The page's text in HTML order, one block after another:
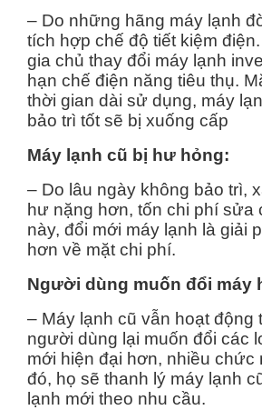
– Do những hãng máy lạnh
tích hợp chế độ tiết kiệm
gia chủ thay đổi máy lạnh
hạn chế điện năng tiêu thụ.
thời gian dài sử dụng, máy
bảo trì tốt sẽ bị xuống cấp
Máy lạnh cũ bị hư hỏng:
– Do lâu ngày không bảo trì,
hư nặng hơn, tốn chi phí sửa
này, đổi mới máy lạnh là giải
hơn về mặt chi phí.
Người dùng muốn đổi máy
– Máy lạnh cũ vẫn hoạt động
người dùng lại muốn đổi các
mới hiện đại hơn, nhiều chức
đó, họ sẽ thanh lý máy lạnh
lạnh mới theo nhu cầu.